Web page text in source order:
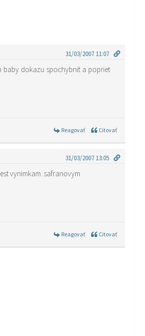
31/03/2007 11:07
baby dokazu spochybnit a popriet
Reagovať Citovať
31/03/2007 13:05
myslienok.cest vynimkam..safranovym
Reagovať Citovať